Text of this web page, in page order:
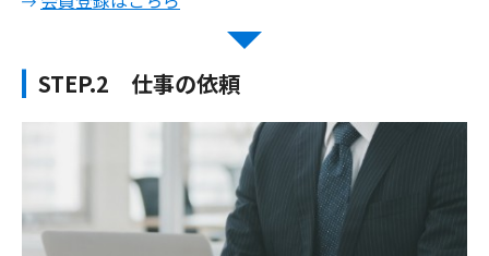
STEP.2 仕事の依頼